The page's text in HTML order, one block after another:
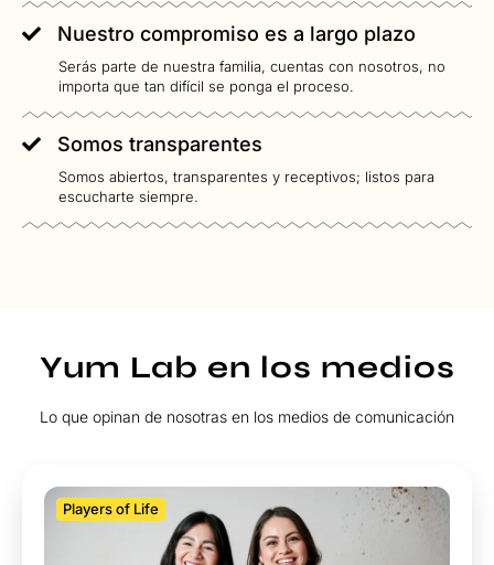
Nuestro compromiso es a largo plazo
Serás parte de nuestra familia, cuentas con nosotros, no
importa que tan difícil se ponga el proceso.
Somos transparentes
Somos abiertos, transparentes y receptivos; listos para
escucharte siempre.
Yum Lab en los medios
Lo que opinan de nosotras en los medios de comunicación
Players of Life